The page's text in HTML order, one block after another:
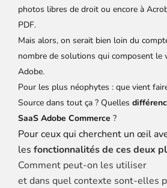
photos libres de droit ou encore à
PDF.
Mais alors, on serait bien loin du
nombre de solutions qui composent le
Adobe.
Pour les plus néophytes : que vient
Source dans tout ça ? Quelles
SaaS Adobe Commerce ?
Pour ceux qui cherchent un œil
les fonctionnalités de ces deux
Comment peut-on les utiliser
et dans quel contexte sont-elles